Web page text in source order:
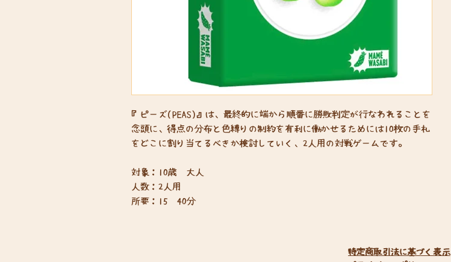
『ピーズ(PEAS)』は、最終的に端から順番に勝敗判定が行なわれることを
念頭に、得点の分布と色縛りの制約を有利に働かせるためには10枚の手札
をどこに割り当てるべきか検討していく、2人用の対戦ゲームです。
対象：10歳〜大人
人数：2人用
所要：15〜40分
特定商取引法に基づく表示